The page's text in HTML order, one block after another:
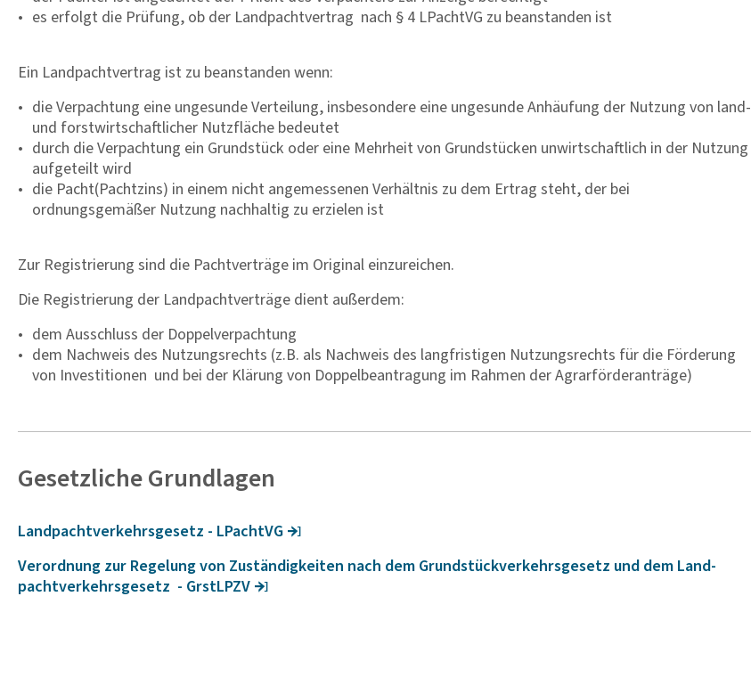
es erfolgt die Prüfung, ob der Landpachtvertrag nach § 4 LPachtVG zu beanstanden ist
Ein Landpachtvertrag ist zu beanstanden wenn:
die Verpachtung eine ungesunde Verteilung, insbesondere eine ungesunde Anhäufung der Nutzung von land-
und forstwirtschaft­licher Nutzfläche bedeutet
durch die Verpachtung ein Grundstück oder eine Mehrheit von Grundstücken unwirtschaftlich in der Nutzung
aufgeteilt wird
die Pacht(Pachtzins) in einem nicht angemessenen Verhältnis zu dem Ertrag steht, der bei
ordnungsgemäßer Nutzung nachhaltig zu erzielen ist
Zur Registrierung sind die Pachtverträge im Original einzureichen.
Die Registrierung der Landpachtverträge dient außerdem:
dem Ausschluss der Doppelverpachtung
dem Nachweis des Nutzungsrechts (z.B. als Nachweis des langfristigen Nutzungsrechts für die Förderung
von Investitionen und bei der Klärung von Doppelbeantragung im Rahmen der Agrarförderanträge)
Gesetz­liche Grund­lagen
Land­pacht­ver­kehrs­ge­setz - LPachtVG
Verord­nung zur Rege­lung von Zustän­dig­keiten nach dem Grund­s­tü­ck­ver­kehrs­ge­setz und dem Land­
pacht­ver­kehrs­ge­setz - GrstLPZV